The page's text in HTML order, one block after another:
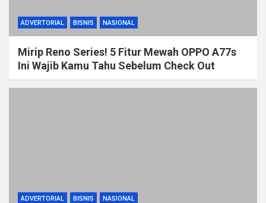
ADVERTORIAL BISNIS NASIONAL
Mirip Reno Series! 5 Fitur Mewah OPPO A77s
Ini Wajib Kamu Tahu Sebelum Check Out
ADVERTORIAL BISNIS NASIONAL